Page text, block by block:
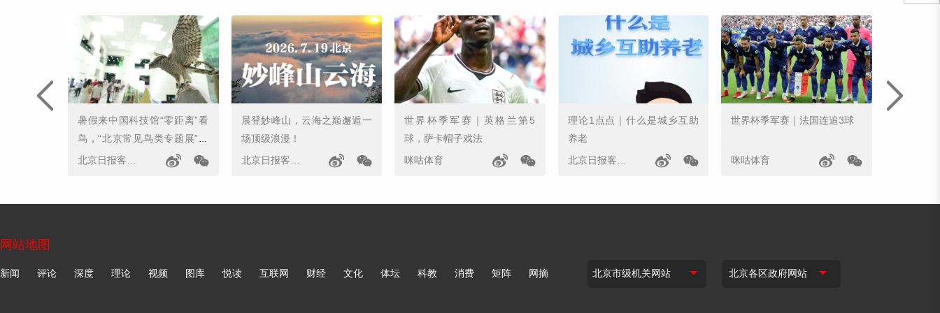
暑假来中国科技馆“零距离”看
鸟，“北京常见鸟类专题展”开
幕
晨登妙峰山，云海之巅邂逅一
场顶级浪漫！
世界杯季军赛｜英格兰第5
球，萨卡帽子戏法
咪咕体育
理论1点点｜什么是城乡互助
养老
世界杯季军赛｜法国连追3球
咪咕体育
网站地图
新闻 评论 深度 理论 视频 图库 悦读 互联网 财经 文化 体坛 科教 消费 矩阵 网摘